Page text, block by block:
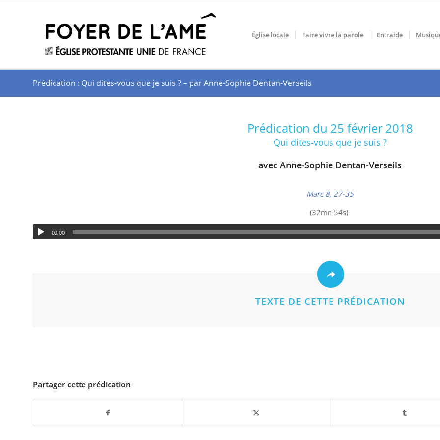
Église locale Faire vivre la parole Entraide
Prédication : Qui dites-vous que je suis ? – par Anne-Sophie Dentan-Verseils
Prédication du 25 février 2018
Qui dites-vous que je suis ?
avec Anne-Sophie Dentan-Verseils
Marc 8, 27-35
(32mn 54s)
00:00
TEXTE DE CETTE PRÉDICATION
Partager cette prédication